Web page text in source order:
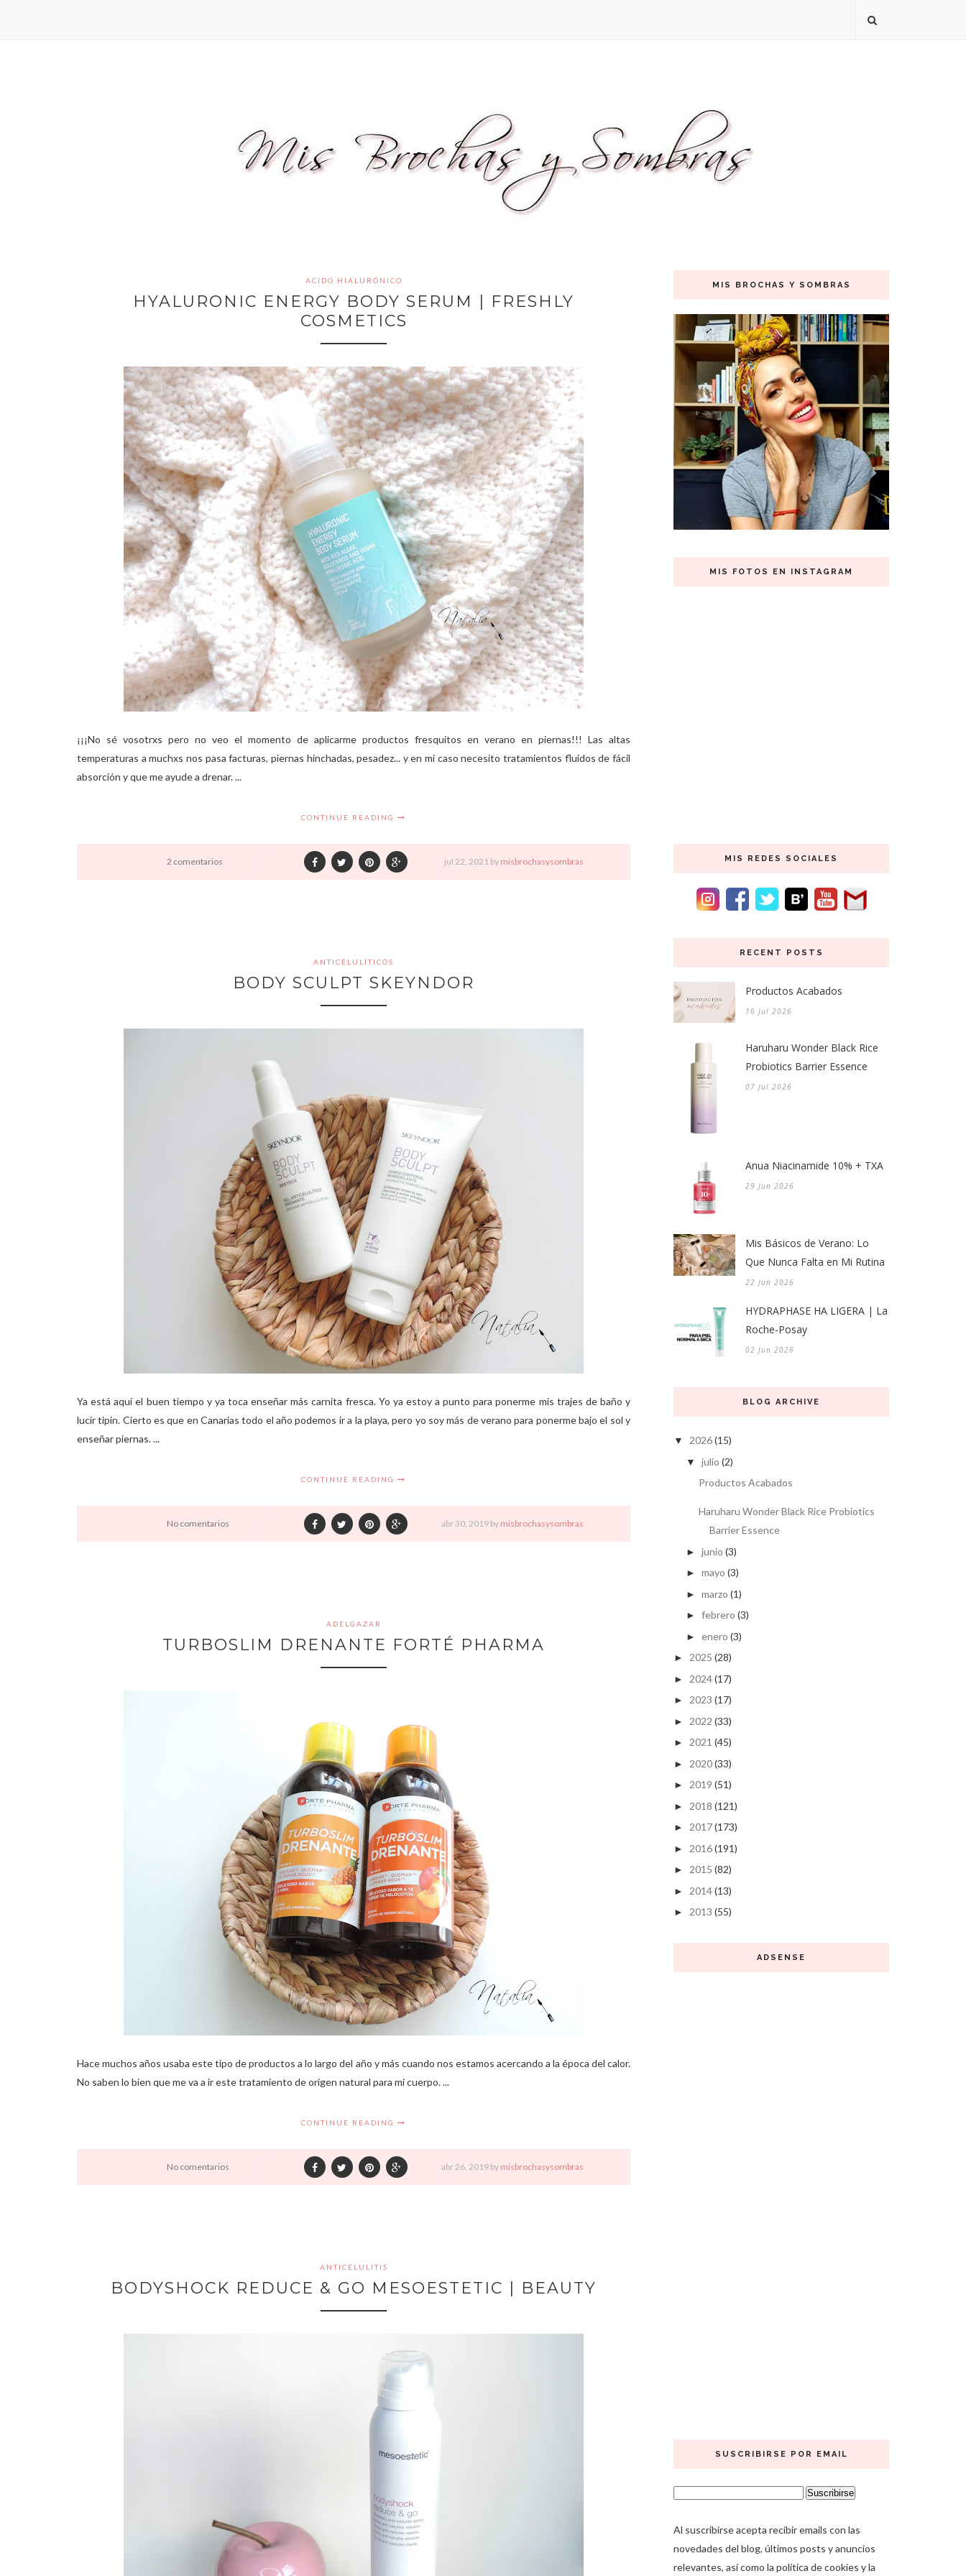
ACIDO HIALURÓNICO
HYALURONIC ENERGY BODY SERUM | FRESHLY
COSMETICS
¡¡¡No sé vosotrxs pero no veo el momento de aplicarme productos fresquitos en verano en piernas!!! Las altas
temperaturas a muchxs nos pasa facturas, piernas hinchadas, pesadez... y en mi caso necesito tratamientos fluidos de fácil
absorción y que me ayude a drenar. ...
CONTINUE READING
2 comentarios jul 22, 2021 by misbrochasysombras
ANTICELULÍTICOS
BODY SCULPT SKEYNDOR
Ya está aquí el buen tiempo y ya toca enseñar más carnita fresca. Yo ya estoy a punto para ponerme mis trajes de baño y
lucir tipin. Cierto es que en Canarias todo el año podemos ir a la playa, pero yo soy más de verano para ponerme bajo el sol y
enseñar piernas. ...
CONTINUE READING
No comentarios abr30, 2019 by misbrochasysombras
ADELGAZAR
TURBOSLIM DRENANTE FORTÉ PHARMA
Hace muchos años usaba este tipo de productos a lo largo del año y más cuando nos estamos acercando a la época del calor.
No saben lo bien que me va a ir este tratamiento de origen natural para mi cuerpo. ...
CONTINUE READING
No comentarios abr26, 2019 by misbrochasysombras
ANTICELULITIS
BODYSHOCK REDUCE & GO MESOESTETIC | BEAUTY
MIS BROCHAS Y SOMBRAS
MIS FOTOS EN INSTAGRAM
MIS REDES SOCIALES
RECENT POSTS
Productos Acabados
16 Jul 2026
Haruharu Wonder Black Rice
Probiotics Barrier Essence
07 Jul 2026
Anua Niacinamide 10% + TXA
29 Jun 2026
Mis Básicos de Verano: Lo
Que Nunca Falta en Mi Rutina
22 Jun 2026
HYDRAPHASE HA LIGERA | La
Roche-Posay
02 Jun 2026
BLOG ARCHIVE
▼ 2026(15)
▼ julio (2)
Productos Acabados
Haruharu Wonder Black Rice Probiotics
Barrier Essence
► junio (3)
► mayo (3)
► marzo (1)
► febrero (3)
► enero (3)
► 2025 (28)
► 2024(17)
► 2023 (17)
► 2022 (33)
► 2021 (45)
► 2020(33)
► 2019 (51)
► 2018 (121)
► 2017(173)
► 2016(191)
► 2015 (82)
► 2014(13)
► 2013 (55)
ADSENSE
SUSCRIBIRSE POR EMAIL
Al suscribirse acepta recibir emails con las
novedades del blog, últimos posts y anuncios
relevantes, así como la política de cookies y la